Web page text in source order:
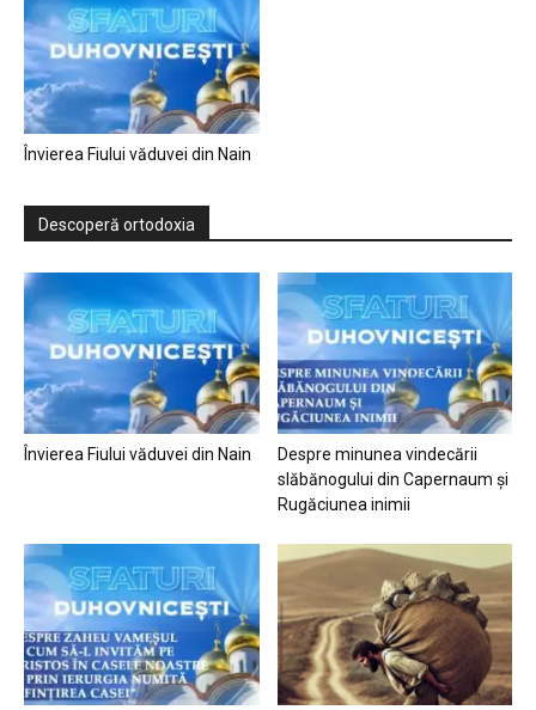
Învierea Fiului văduvei din Nain
Descoperă ortodoxia
Învierea Fiului văduvei din Nain
Despre minunea vindecării
slăbănogului din Capernaum și
Rugăciunea inimii